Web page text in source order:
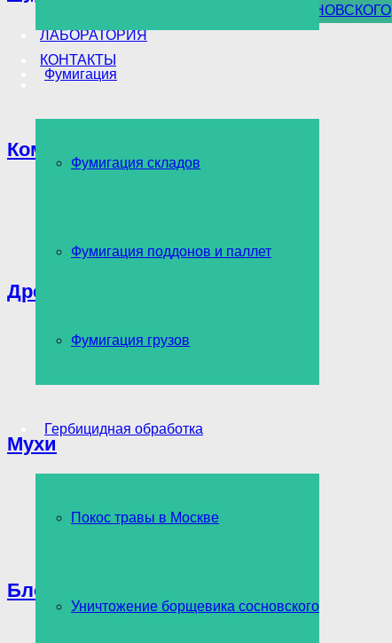
Фумигация
Фумигация складов
Фумигация поддонов и паллет
Фумигация грузов
Гербицидная обработка
Покос травы в Москве
Уничтожение борщевика сосновского
УНИЧТОЖЕНИЕ БОРЩЕВИКА СОСНОВСКОГО
ЛАБОРАТОРИЯ
КОНТАКТЫ
Комары
Древоточец
Мухи
Блохи